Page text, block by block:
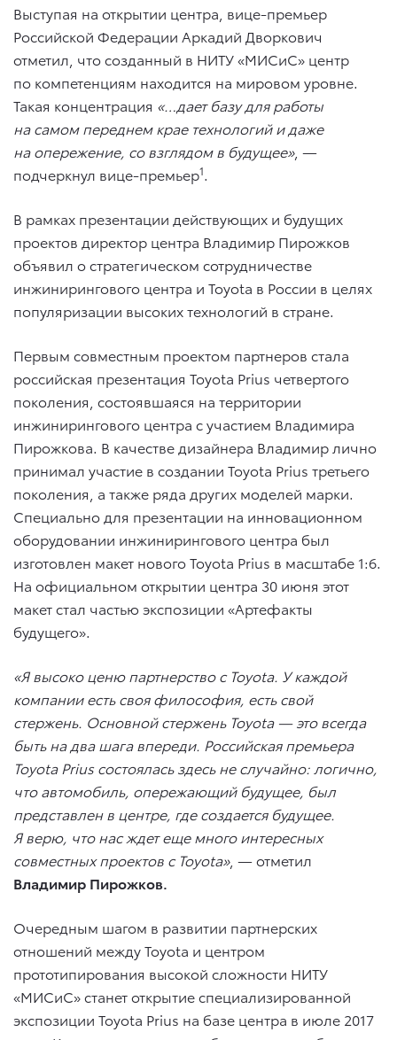
Выступая на открытии центра, вице-премьер
Российской Федерации Аркадий Дворкович
отметил, что созданный в НИТУ «МИСиС» центр
по компетенциям находится на мировом уровне.
Такая концентрация «…дает базу для работы
на самом переднем крае технологий и даже
на опережение, со взглядом в будущее», —
подчеркнул вице-премьер1.
В рамках презентации действующих и будущих
проектов директор центра Владимир Пирожков
объявил о стратегическом сотрудничестве
инжинирингового центра и Toyota в России в целях
популяризации высоких технологий в стране.
Первым совместным проектом партнеров стала
российская презентация Toyota Prius четвертого
поколения, состоявшаяся на территории
инжинирингового центра с участием Владимира
Пирожкова. В качестве дизайнера Владимир лично
принимал участие в создании Toyota Prius третьего
поколения, а также ряда других моделей марки.
Специально для презентации на инновационном
оборудовании инжинирингового центра был
изготовлен макет нового Toyota Prius в масштабе 1:6.
На официальном открытии центра 30 июня этот
макет стал частью экспозиции «Артефакты
будущего».
«Я высоко ценю партнерство с Toyota. У каждой
компании есть своя философия, есть свой
стержень. Основной стержень Toyota — это всегда
быть на два шага впереди. Российская премьера
Toyota Prius состоялась здесь не случайно: логично,
что автомобиль, опережающий будущее, был
представлен в центре, где создается будущее.
Я верю, что нас ждет еще много интересных
совместных проектов с Toyota», — отметил
Владимир Пирожков.
Очередным шагом в развитии партнерских
отношений между Toyota и центром
прототипирования высокой сложности НИТУ
«МИСиС» станет открытие специализированной
экспозиции Toyota Prius на базе центра в июле 2017